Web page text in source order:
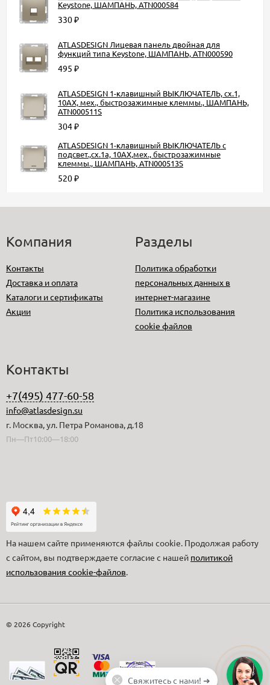
Keystone, ШАМПАНЬ, ATN000584
330₽
ATLASDESIGN Лицевая панель двойная для
функций типа Keystone, ШАМПАНЬ, ATN000590
495 ₽
ATLASDESIGN 1-клавишный ВЫКЛЮЧАТЕЛЬ, сх.1,
10АХ, мех., быстрозажимные клеммы., ШАМПАНЬ,
ATN000511S
304₽
ATLASDESIGN 1-клавишный ВЫКЛЮЧАТЕЛЬ с
подсвет.,сх.1а, 10АХ,мех., быстрозажимные
клеммы., ШАМПАНЬ, ATN000513S
520₽
Компания
Контакты
Доставка и оплата
Каталоги и сертификаты
Акции
Разделы
Политика обработки
персональных данных в
интернет-магазине
Политика использования
cookie файлов
Контакты
+7(495) 477-60-58
info@atlasdesign.su
г. Москва, ул. Петра Романова, д.18
Пн—Пт10:00—18:00
На нашем сайте применяются файлы cookie. Продолжая работу
с сайтом, вы подтверждаете согласие с нашей политикой
использования cookie-файлов.
© 2026 Copyright
Свяжитесь с нами! ➜